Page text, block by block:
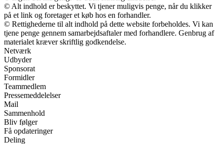
© Alt indhold er beskyttet. Vi tjener muligvis penge, når du klikker
på et link og foretager et køb hos en forhandler.
© Rettighederne til alt indhold på dette website forbeholdes. Vi kan
tjene penge gennem samarbejdsaftaler med forhandlere. Genbrug af
materialet kræver skriftlig godkendelse.
Netværk
Udbyder
Sponsorat
Formidler
Teammedlem
Pressemeddelelser
Mail
Sammenhold
Bliv følger
Få opdateringer
Deling